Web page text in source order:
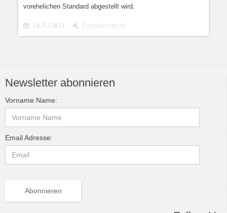
vorehelichen Standard abgestellt wird.
 10/5/2022  Familienrecht
Newsletter abonnieren
Vorname Name:
Email Adresse: